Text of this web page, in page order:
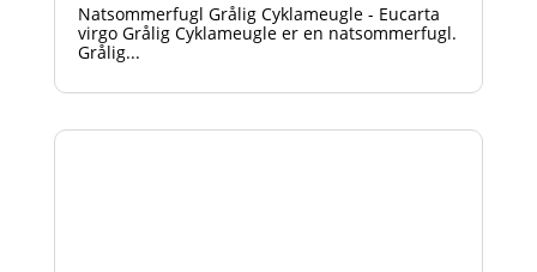
Natsommerfugl Grålig Cyklameugle - Eucarta
virgo Grålig Cyklameugle er en natsommerfugl.
Grålig...